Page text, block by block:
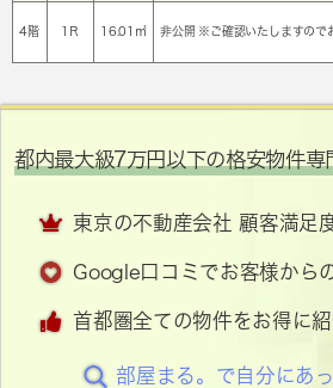
4階 1Ｒ 16.01㎡ 非公開 ※ご確認いたしますので
都内最大級7万円以下の格安物件専
東京の不動産会社 顧客満足
Google口コミでお客様から
首都圏全ての物件をお得に
部屋まる。で自分にあ